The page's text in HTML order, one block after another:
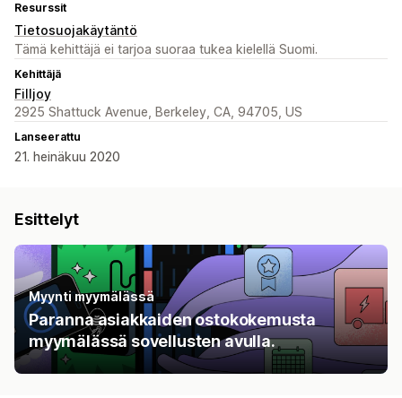
Resurssit
Tietosuojakäytäntö
Tämä kehittäjä ei tarjoa suoraa tukea kielellä Suomi.
Kehittäjä
Filljoy
2925 Shattuck Avenue, Berkeley, CA, 94705, US
Lanseerattu
21. heinäkuu 2020
Esittelyt
Myynti myymälässä
Paranna asiakkaiden ostokokemusta
myymälässä sovellusten avulla.